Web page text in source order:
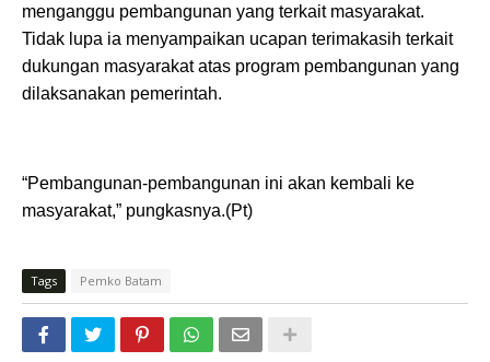
menganggu pembangunan yang terkait masyarakat.
Tidak lupa ia menyampaikan ucapan terimakasih terkait
dukungan masyarakat atas program pembangunan yang
dilaksanakan pemerintah.
“Pembangunan-pembangunan ini akan kembali ke
masyarakat,” pungkasnya.(Pt)
Tags Pemko Batam